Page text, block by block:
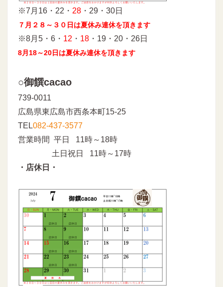
※7月16・22・ 28 ・29・30日
７月２８～３０日は夏休み連休を頂きます
※8月5・6・ 12 ・ 18 ・19・20・26日
8月18～20日は夏休み連休を頂きます
○御饌cacao
739-0011
広島県東広島市西条本町15-25
TEL082-437-3577
営業時間 平日 11時～18時
土日祝日 11時～17時
・店休日・